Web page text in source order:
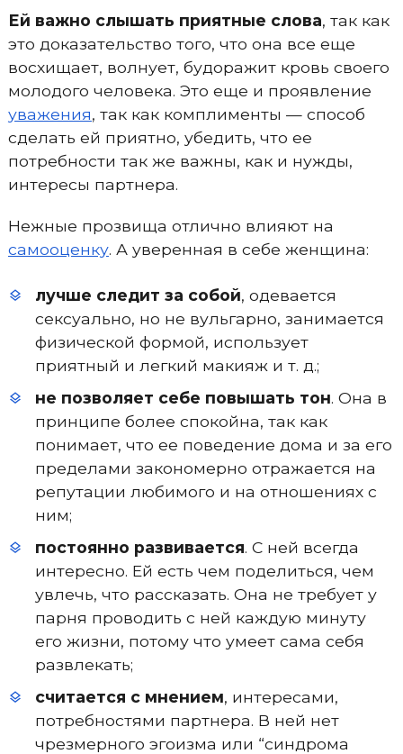
Ей важно слышать приятные слова, так как
это доказательство того, что она все еще
восхищает, волнует, будоражит кровь своего
молодого человека. Это еще и проявление
уважения, так как комплименты — способ
сделать ей приятно, убедить, что ее
потребности так же важны, как и нужды,
интересы партнера.
Нежные прозвища отлично влияют на
самооценку. А уверенная в себе женщина:
лучше следит за собой, одевается
сексуально, но не вульгарно, занимается
физической формой, использует
приятный и легкий макияж и т. д.;
не позволяет себе повышать тон. Она в
принципе более спокойна, так как
понимает, что ее поведение дома и за его
пределами закономерно отражается на
репутации любимого и на отношениях с
ним;
постоянно развивается. С ней всегда
интересно. Ей есть чем поделиться, чем
увлечь, что рассказать. Она не требует у
парня проводить с ней каждую минуту
его жизни, потому что умеет сама себя
развлекать;
считается с мнением, интересами,
потребностями партнера. В ней нет
чрезмерного эгоизма или “синдрома